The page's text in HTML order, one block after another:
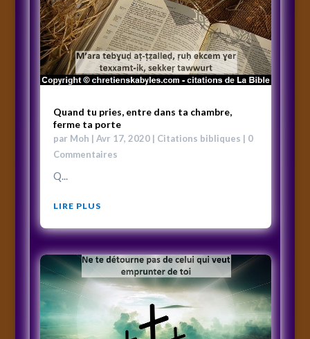
Quand tu pries, entre dans ta chambre,
ferme ta porte
par Moh | Avr 17, 2020| Citations bibliques | 0
Commentaires
Q...
LIRE PLUS